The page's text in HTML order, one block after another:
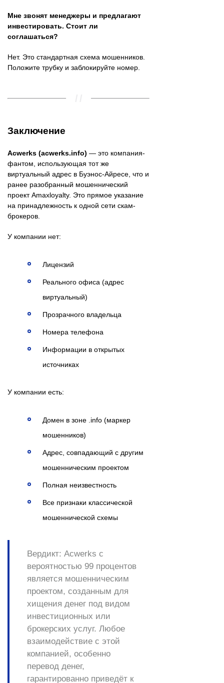
Мне звонят менеджеры и предлагают
инвестировать. Стоит ли
соглашаться?
Нет. Это стандартная схема мошенников.
Положите трубку и заблокируйте номер.
Заключение
Acwerks (acwerks.info) — это компания-
фантом, использующая тот же
виртуальный адрес в Буэнос-Айресе, что и
ранее разобранный мошеннический
проект Amaxloyalty. Это прямое указание
на принадлежность к одной сети скам-
брокеров.
У компании нет:
Лицензий
Реального офиса (адрес
виртуальный)
Прозрачного владельца
Номера телефона
Информации в открытых
источниках
У компании есть:
Домен в зоне .info (маркер
мошенников)
Адрес, совпадающий с другим
мошенническим проектом
Полная неизвестность
Все признаки классической
мошеннической схемы
Вердикт: Acwerks с
вероятностью 99 процентов
является мошенническим
проектом, созданным для
хищения денег под видом
инвестиционных или
брокерских услуг. Любое
взаимодействие с этой
компанией, особенно
перевод денег,
гарантированно приведёт к